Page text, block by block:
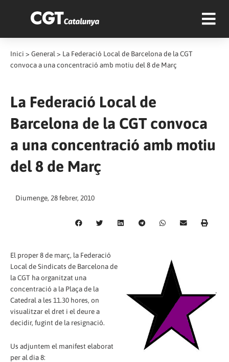
Inici > General > La Federació Local de Barcelona de la CGT
convoca a una concentració amb motiu del 8 de Març
La Federació Local de
Barcelona de la CGT convoca
a una concentració amb motiu
del 8 de Març
Diumenge, 28 febrer, 2010
El proper 8 de març, la Federació
Local de Sindicats de Barcelona de
la CGT ha organitzat una
concentració a la Plaça de la
Catedral a les 11.30 hores, on
visualitzar el dret i el deure a
decidir, fugint de la resignació.
Us adjuntem el manifest elaborat
per al dia 8: